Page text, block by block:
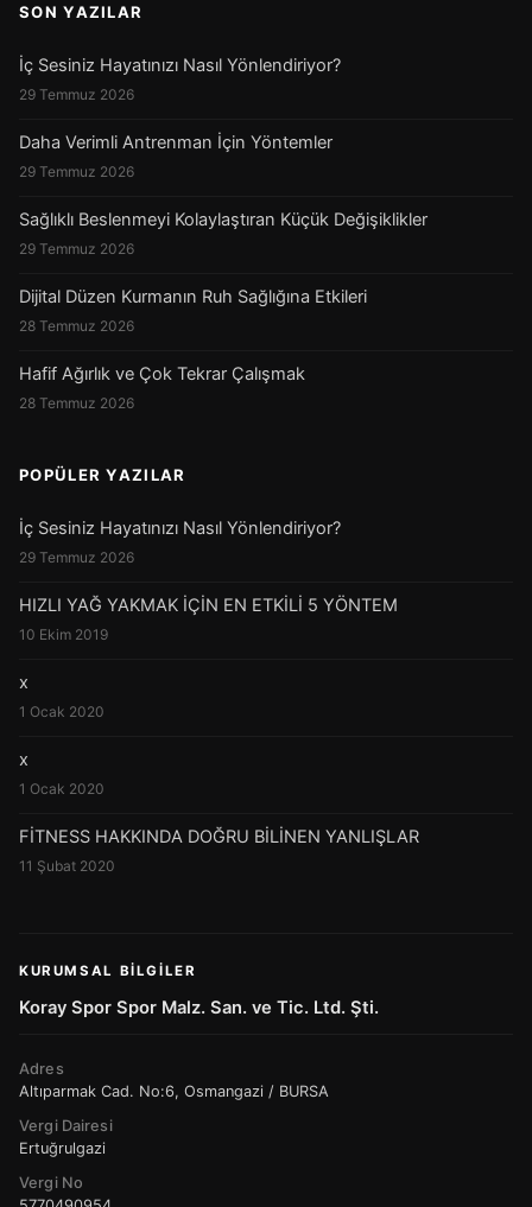
SON YAZILAR
İç Sesiniz Hayatınızı Nasıl Yönlendiriyor?
29 Temmuz 2026
Daha Verimli Antrenman İçin Yöntemler
29 Temmuz 2026
Sağlıklı Beslenmeyi Kolaylaştıran Küçük Değişiklikler
29 Temmuz 2026
Dijital Düzen Kurmanın Ruh Sağlığına Etkileri
28 Temmuz 2026
Hafif Ağırlık ve Çok Tekrar Çalışmak
28 Temmuz 2026
POPÜLER YAZILAR
İç Sesiniz Hayatınızı Nasıl Yönlendiriyor?
29 Temmuz 2026
HIZLI YAĞ YAKMAK İÇİN EN ETKİLİ 5 YÖNTEM
10 Ekim 2019
x
1 Ocak 2020
x
1 Ocak 2020
FİTNESS HAKKINDA DOĞRU BİLİNEN YANLIŞLAR
11 Şubat 2020
KURUMSAL BILGILER
Koray Spor Spor Malz. San. ve Tic. Ltd. Şti.
Adres
Altıparmak Cad. No:6, Osmangazi / BURSA
Vergi Dairesi
Ertuğrulgazi
Vergi No